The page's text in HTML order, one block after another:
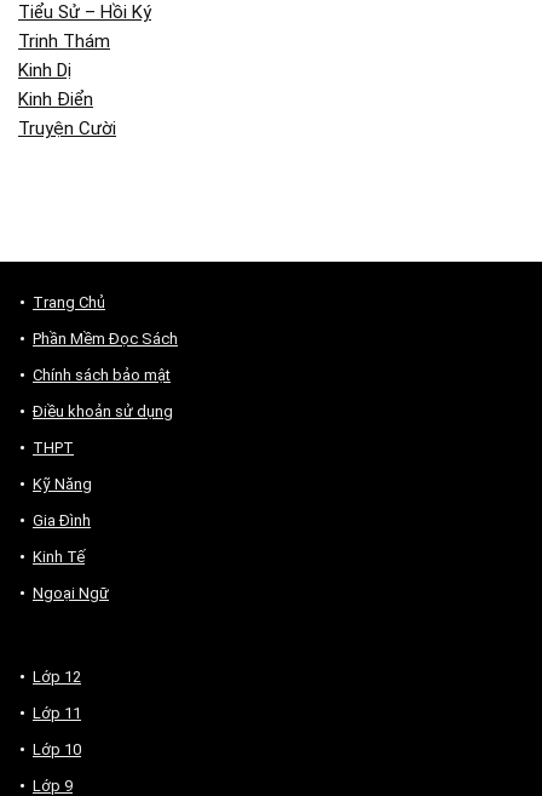
Tiểu Sử – Hồi Ký
Trinh Thám
Kinh Dị
Kinh Điển
Truyện Cười
Trang Chủ
Phần Mềm Đọc Sách
Chính sách bảo mật
Điều khoản sử dụng
THPT
Kỹ Năng
Gia Đình
Kinh Tế
Ngoại Ngữ
Lớp 12
Lớp 11
Lớp 10
Lớp 9